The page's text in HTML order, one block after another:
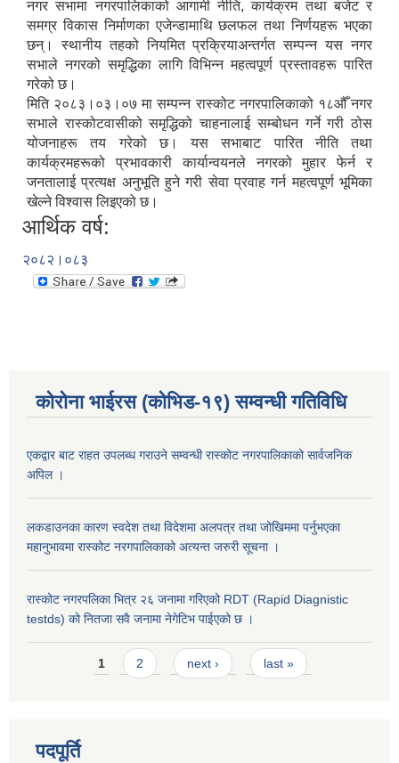
नगर सभामा नगरपालिकाको आगामी नीति, कार्यक्रम तथा बजेट र
समग्र विकास निर्माणका एजेन्डामाथि छलफल तथा निर्णयहरू भएका
छन्। स्थानीय तहको नियमित प्रक्रियाअन्तर्गत सम्पन्न यस नगर
सभाले नगरको समृद्धिका लागि विभिन्न महत्वपूर्ण प्रस्तावहरू पारित
गरेको छ।
मिति २०८३।०३।०७ मा सम्पन्न रास्कोट नगरपालिकाको १८औँ नगर
सभाले रास्कोटवासीको समृद्धिको चाहनालाई सम्बोधन गर्ने गरी ठोस
योजनाहरू तय गरेको छ। यस सभाबाट पारित नीति तथा
कार्यक्रमहरूको प्रभावकारी कार्यान्वयनले नगरको मुहार फेर्न र
जनतालाई प्रत्यक्ष अनुभूति हुने गरी सेवा प्रवाह गर्न महत्वपूर्ण भूमिका
खेल्ने विश्वास लिइएको छ।
आर्थिक वर्ष:
२०८२।०८३
कोरोना भाईरस (कोभिड-१९) सम्वन्धी गतिविधि
एकद्वार बाट राहत उपलब्ध गराउने सम्वन्धी रास्कोट नगरपालिकाको सार्वजनिक
अपिल ।
लकडाउनका कारण स्वदेश तथा विदेशमा अलपत्र तथा जोखिममा पर्नुभएका
महानुभावमा रास्कोट नरगपालिकाको अत्यन्त जरुरी सूचना ।
रास्कोट नगरपलिका भित्र २६ जनामा गरिएको RDT (Rapid Diagnistic
testds) को नितजा सवै जनामा नेगेटिभ पाईएको छ ।
Pages1 2 next › last »
पदपूर्ति